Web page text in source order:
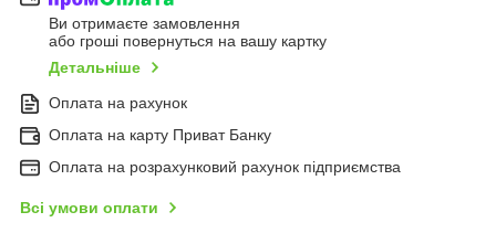
Ви отримаєте замовлення
або гроші повернуться на вашу картку
Детальніше
Оплата на рахунок
Оплата на карту Приват Банку
Оплата на розрахунковий рахунок підприємства
Всі умови оплати